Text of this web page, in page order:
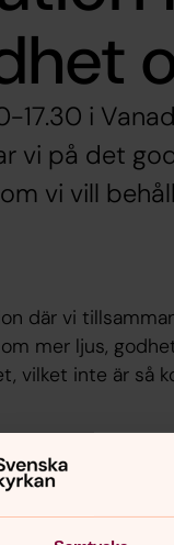
17.30 i
vi på det
vi vill
där vi
mer ljus,
vilket inte är så
ljuset
tacksamma för
våfflor.
speciella